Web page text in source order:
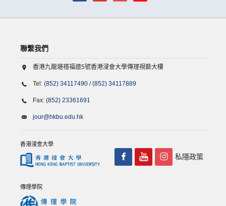
聯繫我們
香港九龍塘禧福道5號香港浸會大學傳理視藝大樓
Tel: (852) 34117490 /(852) 34117889
Fax: (852) 23361691
jour@hkbu.edu.hk
香港浸會大學
傳理學院
私隱政策